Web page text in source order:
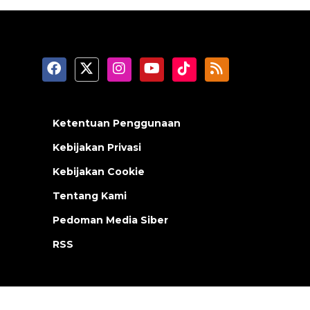
Ketentuan Penggunaan
Kebijakan Privasi
Kebijakan Cookie
Tentang Kami
Pedoman Media Siber
RSS